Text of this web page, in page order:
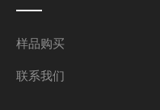
样品购买
联系我们